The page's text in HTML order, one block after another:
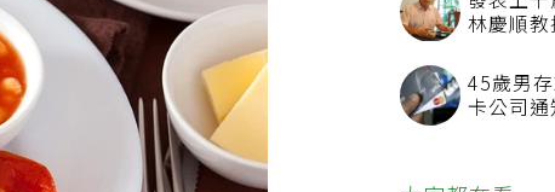
發表上
林慶順
45歲男
卡公司